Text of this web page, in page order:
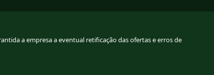
a empresa a eventual retificação das ofertas e erros de